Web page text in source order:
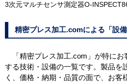
3次元マルチセンサ測定器O-
精密プレス加工.comによる「設
「精密プレス加工.com」が特にお
する技術・設備の一覧です。製品を
く、価格・納期・品質の面で、お客